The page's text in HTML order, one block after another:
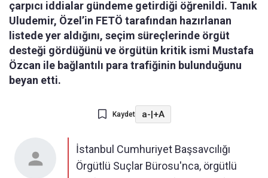
çarpıcı iddialar gündeme getirdiği öğrenildi. Tanık
Uludemir, Özel’in FETÖ tarafından hazırlanan
listede yer aldığını, seçim süreçlerinde örgüt
desteği gördüğünü ve örgütün kritik ismi Mustafa
Özcan ile bağlantılı para trafiğinin bulunduğunu
beyan etti.
Kaydet a-|+A
İstanbul Cumhuriyet Başsavcılığı
Örgütlü Suçlar Bürosu'nca, örgütlü